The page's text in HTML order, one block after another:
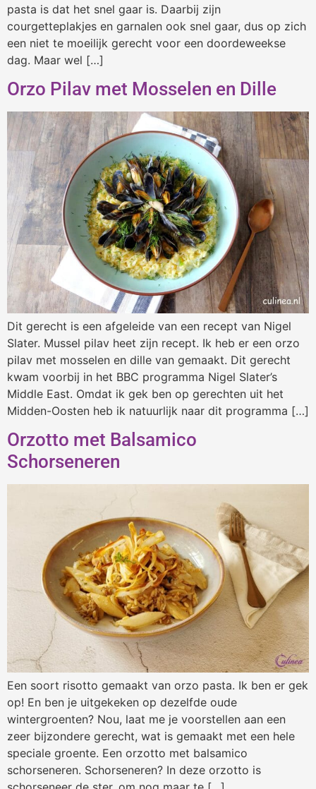
pasta is dat het snel gaar is. Daarbij zijn
courgetteplakjes en garnalen ook snel gaar, dus op zich
een niet te moeilijk gerecht voor een doordeweekse
dag. Maar wel […]
Orzo Pilav met Mosselen en Dille
Dit gerecht is een afgeleide van een recept van Nigel
Slater. Mussel pilav heet zijn recept. Ik heb er een orzo
pilav met mosselen en dille van gemaakt. Dit gerecht
kwam voorbij in het BBC programma Nigel Slater’s
Middle East. Omdat ik gek ben op gerechten uit het
Midden-Oosten heb ik natuurlijk naar dit programma […]
Orzotto met Balsamico
Schorseneren
Een soort risotto gemaakt van orzo pasta. Ik ben er gek
op! En ben je uitgekeken op dezelfde oude
wintergroenten? Nou, laat me je voorstellen aan een
zeer bijzondere gerecht, wat is gemaakt met een hele
speciale groente. Een orzotto met balsamico
schorseneren. Schorseneren? In deze orzotto is